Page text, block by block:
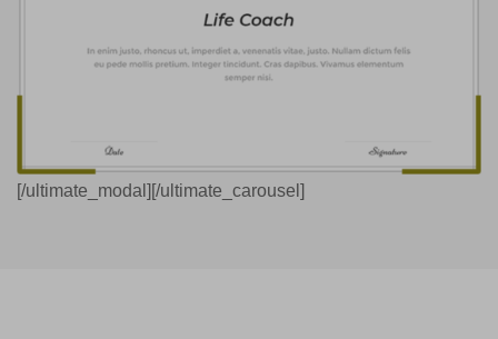
[/ultimate_modal][/ultimate_carousel]